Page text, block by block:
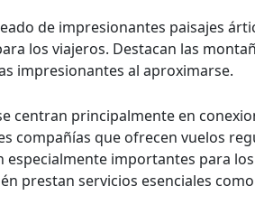
de impresionantes paisajes
los viajeros. Destacan las
impresionantes al aproximarse.
centran principalmente en
compañías que ofrecen vuelos
especialmente importantes para
prestan servicios esenciales